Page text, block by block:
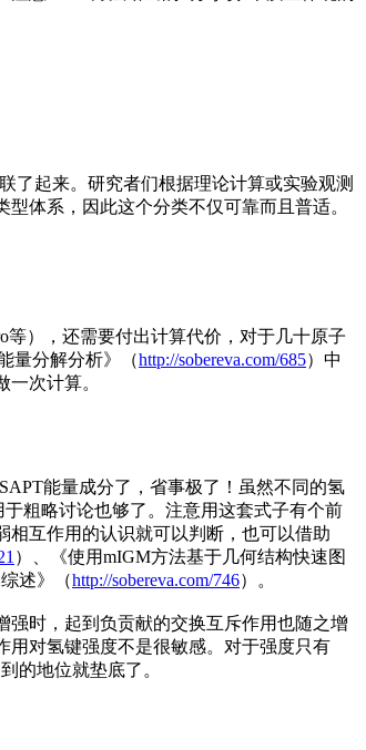
了起来。研究者们根据理论计算或实验观测
体系，因此这个分类不仅可靠而且普适。
），还需要付出计算代价，对于几十原子
量分解分析》（http://sobereva.com/685）中
次计算。
能量成分了，省事极了！虽然不同的氢
粗略讨论也够了。注意用这套式子有个前
互作用的认识就可以判断，也可以借助
）、《使用mIGM方法基于几何结构快速图
述》（http://sobereva.com/746）。
强时，起到负贡献的交换互斥作用也随之增
用对氢键强度不是很敏感。对于强度只有
的地位就垫底了。